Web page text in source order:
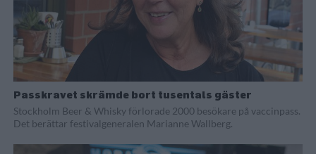
Passkravet skrämde bort tusentals gäster
Stockholm Beer & Whisky förlorade 2000 besökare på vaccinpass.
Det berättar festivalgeneralen Marianne Wallberg.